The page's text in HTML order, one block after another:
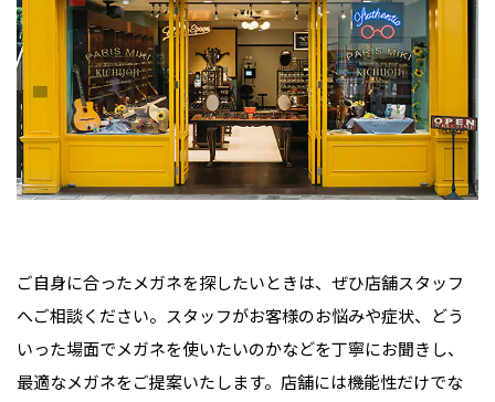
ご自身に合ったメガネを探したいときは、ぜひ店舗スタッフ
へご相談ください。スタッフがお客様のお悩みや症状、どう
いった場面でメガネを使いたいのかなどを丁寧にお聞きし、
最適なメガネをご提案いたします。店舗には機能性だけでな